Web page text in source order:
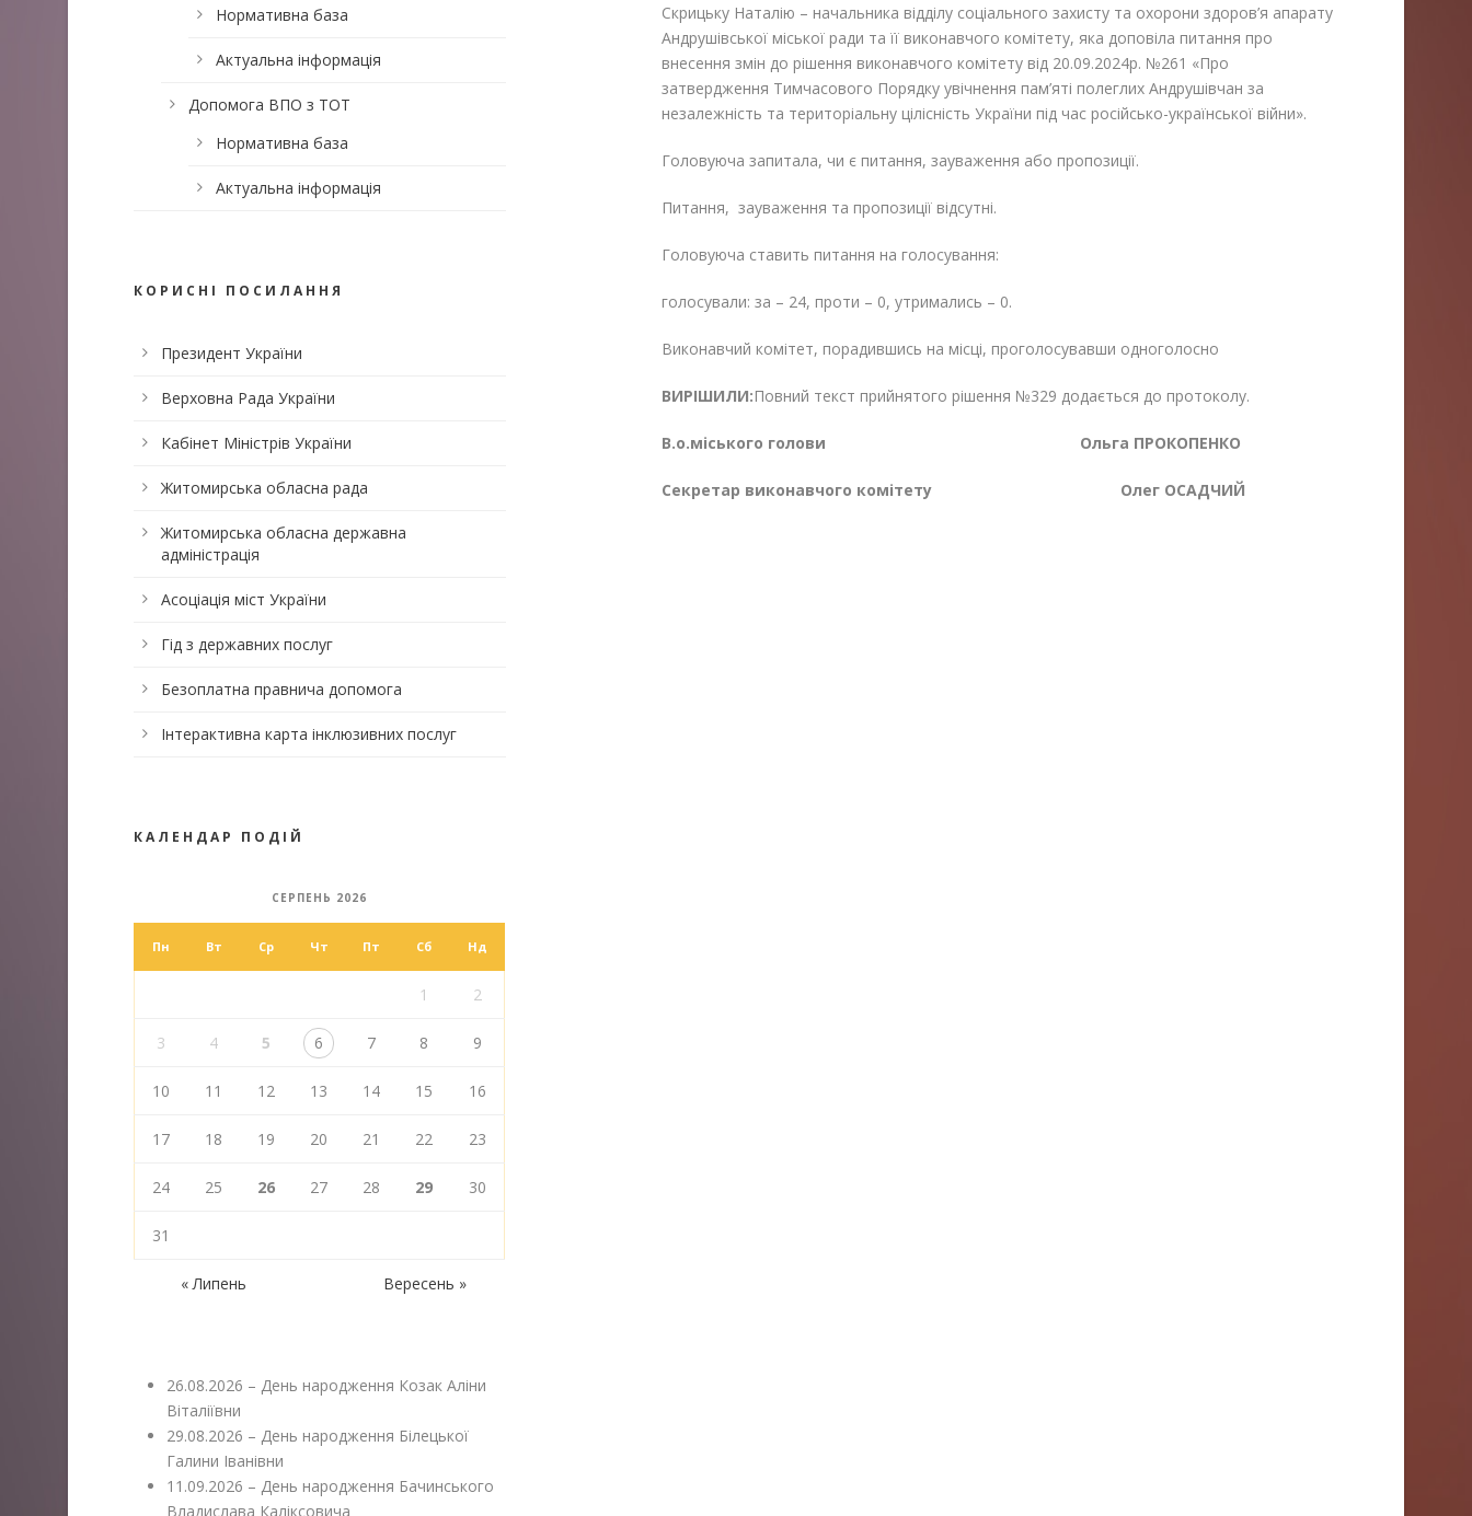
Скрицьку Наталію – начальника відділу соціального захисту та охорони здоров’я апарату
Андрушівської міської ради та її виконавчого комітету, яка доповіла питання про
внесення змін до рішення виконавчого комітету від 20.09.2024р. №261 «Про
затвердження Тимчасового Порядку увічнення пам’яті полеглих Андрушівчан за
незалежність та територіальну цілісність України під час російсько-української війни».
Головуюча запитала, чи є питання, зауваження або пропозиції.
Питання, зауваження та пропозиції відсутні.
Головуюча ставить питання на голосування:
голосували: за – 24, проти – 0, утримались – 0.
Виконавчий комітет, порадившись на місці, проголосувавши одноголосно
ВИРІШИЛИ:Повний текст прийнятого рішення №329 додається до протоколу.
В.о.міського голови Ольга ПРОКОПЕНКО
Секретар виконавчого комітету Олег ОСАДЧИЙ
Нормативна база
Актуальна інформація
Допомога ВПО з ТОТ
Нормативна база
Актуальна інформація
КОРИСНІ ПОСИЛАННЯ
Президент України
Верховна Рада України
Кабінет Міністрів України
Житомирська обласна рада
Житомирська обласна державна
адміністрація
Асоціація міст України
Гід з державних послуг
Безоплатна правнича допомога
Інтерактивна карта інклюзивних послуг
КАЛЕНДАР ПОДІЙ
СЕРПЕНЬ 2026
Пн Вт Ср Чт Пт Сб Нд
1 2
3 4 5 6 7 8 9
10 11 12 13 14 15 16
17 18 19 20 21 22 23
24 25 26 27 28 29 30
31
« Липень Вересень »
26.08.2026 – День народження Козак Аліни
Віталіївни
29.08.2026 – День народження Білецької
Галини Іванівни
11.09.2026 – День народження Бачинського
Владислава Каліксовича